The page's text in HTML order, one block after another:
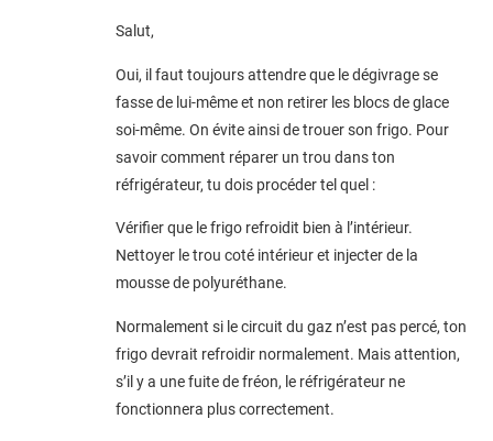
Salut,
Oui, il faut toujours attendre que le dégivrage se
fasse de lui-même et non retirer les blocs de glace
soi-même. On évite ainsi de trouer son frigo. Pour
savoir comment réparer un trou dans ton
réfrigérateur, tu dois procéder tel quel :
Vérifier que le frigo refroidit bien à l’intérieur.
Nettoyer le trou coté intérieur et injecter de la
mousse de polyuréthane.
Normalement si le circuit du gaz n’est pas percé, ton
frigo devrait refroidir normalement. Mais attention,
s’il y a une fuite de fréon, le réfrigérateur ne
fonctionnera plus correctement.